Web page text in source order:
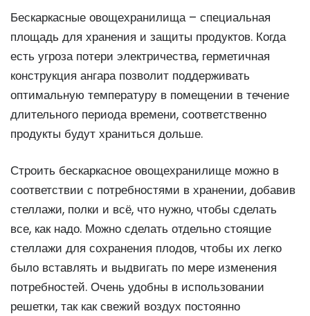
Бескаркасные овощехранилища – специальная
площадь для хранения и защиты продуктов. Когда
есть угроза потери электричества, герметичная
конструкция ангара позволит поддерживать
оптимальную температуру в помещении в течение
длительного периода времени, соответственно
продукты будут храниться дольше.
Строить бескаркасное овощехранилище можно в
соответствии с потребностями в хранении, добавив
стеллажи, полки и всё, что нужно, чтобы сделать
все, как надо. Можно сделать отдельно стоящие
стеллажи для сохранения плодов, чтобы их легко
было вставлять и выдвигать по мере изменения
потребностей. Очень удобны в использовании
решетки, так как свежий воздух постоянно